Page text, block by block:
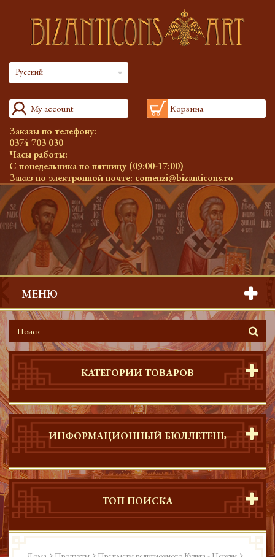
Русский
My account Корзина
Заказы по телефону:
0374 703 030
Часы работы:
С понедельника по пятницу (09:00-17:00)
Заказ по электронной почте: comenzi@bizanticons.ro
МЕНЮ
КАТЕГОРИИ ТОВАРОВ
ИНФОРМАЦИОННЫЙ БЮЛЛЕТЕНЬ
ТОП ПОИСКА